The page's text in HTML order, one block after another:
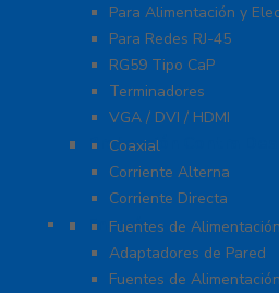
Para Alimentación y
Para Redes RJ-45
RG59 Tipo CaP
Terminadores
VGA / DVI / HDMI
Protección Contra
Coaxial
Corriente Alterna
Corriente Directa
Energía
Fuentes de Alimentación
Adaptadores de Pared
Fuentes de